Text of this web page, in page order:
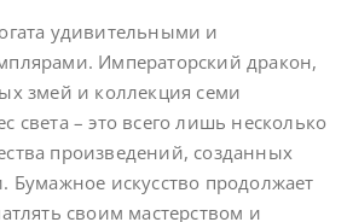
удивительными и
Императорский дракон,
змей и коллекция семи
света – это всего лишь несколько
произведений, созданных
Бумажное искусство продолжает
своим мастерством и